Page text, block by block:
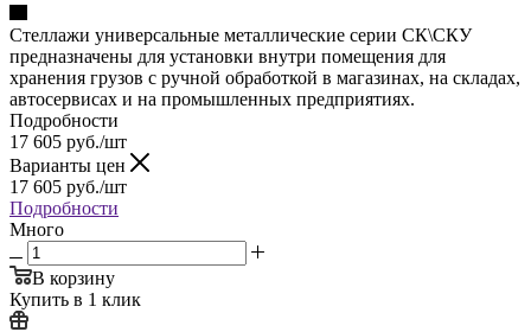
Стеллажи универсальные металлические серии СК\СКУ
предназначены для установки внутри помещения для
хранения грузов с ручной обработкой в магазинах, на складах,
автосервисах и на промышленных предприятиях.
Подробности
17 605 руб./шт
Варианты цен
17 605 руб./шт
Подробности
Много
В корзину
Купить в 1 клик